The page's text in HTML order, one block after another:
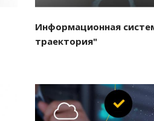
Информационная
траектория"